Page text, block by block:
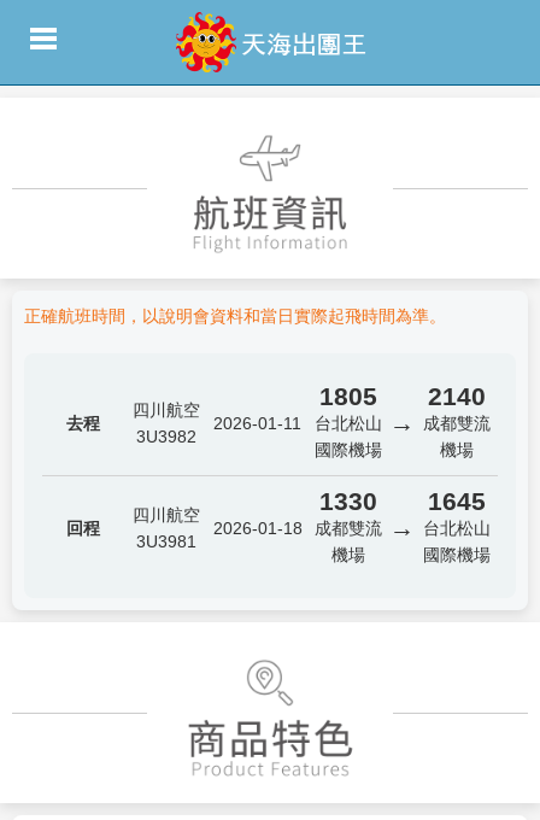
正確航班時間，以說明會資料和當日實際起飛時間為準。
去程
四川航空
3U3982
2026-01-11
1805
台北松山
國際機場
→
2140
成都雙流
機場
回程
四川航空
3U3981
2026-01-18
1330
成都雙流
機場
→
1645
台北松山
國際機場